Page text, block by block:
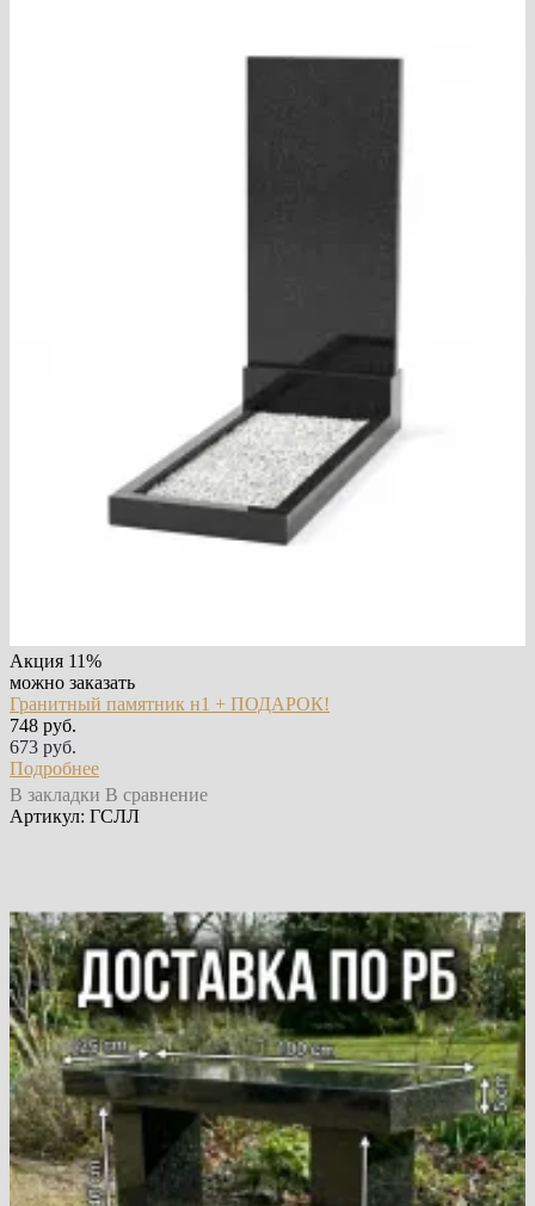
Акция 11%
можно заказать
Гранитный памятник н1 + ПОДАРОК!
748 руб.
673 руб.
Подробнее
В закладки В сравнение
Артикул: ГСЛЛ